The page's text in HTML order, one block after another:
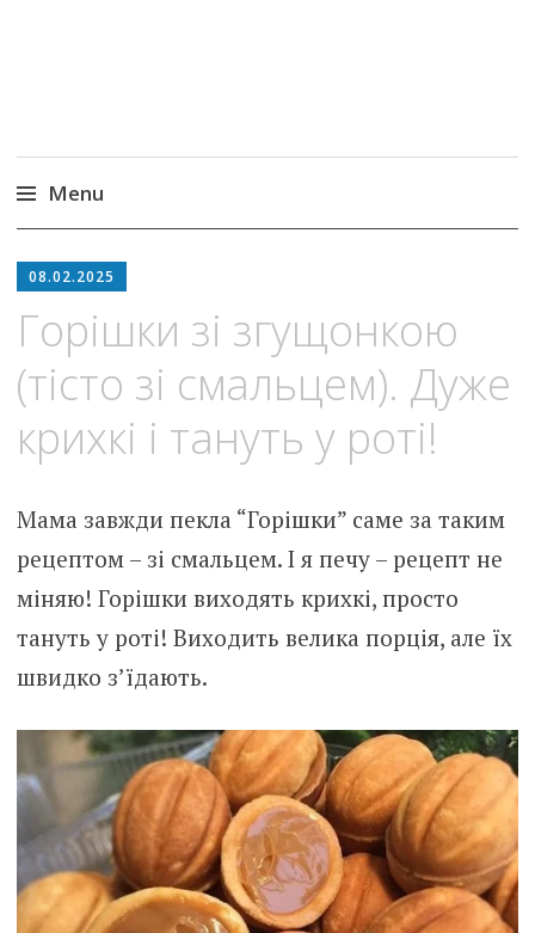
Menu
to
08.02.2025
Горішки зі згущонкою
(тісто зі смальцем). Дуже
крихкі і тануть у роті!
Мама завжди пекла “Горішки” саме за таким
рецептом – зі смальцем. І я печу – рецепт не
міняю! Горішки виходять крихкі, просто
тануть у роті! Виходить велика порція, але їх
швидко з’їдають.